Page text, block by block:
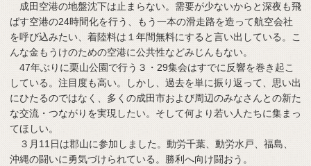
成田空港の地盤沈下は止まらない。需要が少ないからと深夜も飛
ばす空港の24時間化を行う、もう一本の滑走路を造って航空会社
を呼び込みたい、着陸料は１年間無料にすると言い出している。こ
んな金もうけのための空港に公共性などみじんもない。
47年ぶりに栗山公園で行う３・29集会はすでに反響を巻き起こ
している。注目度も高い。しかし、過去を単に振り返って、思い出
にひたるのではなく、多くの成田市および周辺のみなさんとの新た
な交流・つながりを実現したい。そして何より若い人たちに集まっ
てほしい。
３月11日は郡山に参加しました。動労千葉、動労水戸、福島、
沖縄の闘いに勇気づけられている。勝利へ向け闘おう。